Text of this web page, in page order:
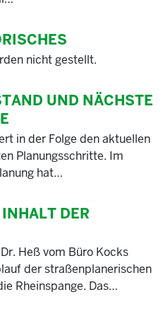
nicht gestellt.
UND NÄCHSTE
in der Folge den aktuellen
Planungsschritte. Im
hat…
DER
Heß vom Büro Kocks
der straßenplanerischen
Rheinspange. Das…